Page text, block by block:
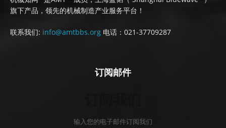
旗下产品，领先的机械制造产业服务平台！
联系我们: info@amtbbs.org 电话：021-37709287
订阅邮件
输入您的电子邮件订阅我们